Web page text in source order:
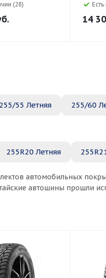
(28)
14
55 Летняя 255/60
255R20 Летняя
автомобильных
автошины прошли